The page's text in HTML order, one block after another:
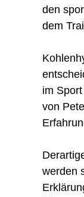
den
dem
im
von
werden